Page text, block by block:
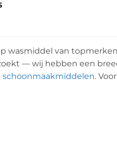
wasmiddel van
— wij hebben een
schoonmaakmiddelen.